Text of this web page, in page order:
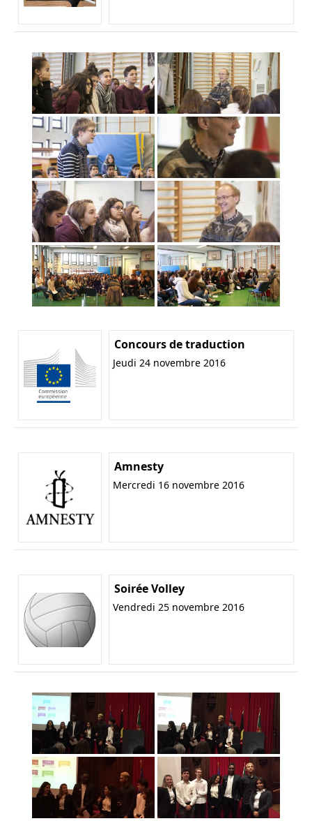
Concours de traduction
Jeudi 24 novembre 2016
Amnesty
Mercredi 16 novembre 2016
Soirée Volley
Vendredi 25 novembre 2016